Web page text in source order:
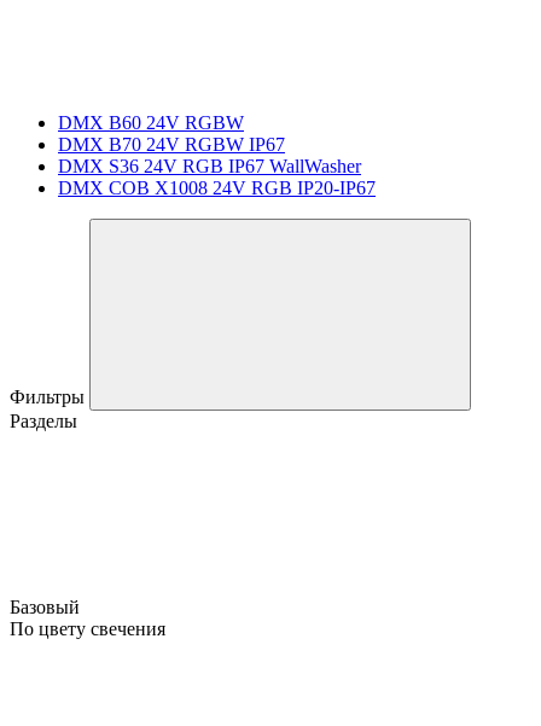
DMX B60 24V RGBW
DMX B70 24V RGBW IP67
DMX S36 24V RGB IP67 WallWasher
DMX COB X1008 24V RGB IP20-IP67
Фильтры
Разделы
Базовый
По цвету свечения